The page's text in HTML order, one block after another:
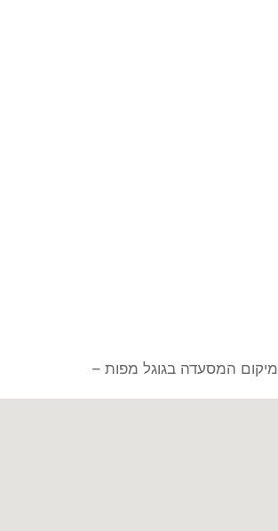
מיקום המסעדה בגוגל מפות –